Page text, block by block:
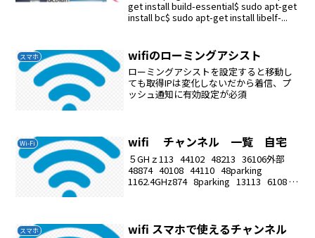
get install build-essential$ sudo apt-get
install bc$ sudo apt-get install libelf-...
スマホ wifiのローミングアシスト
ローミングアシストを設定すると移動し
ても取得IPは変化しないだから着信、プ
ッシュ通知に有効設定が必須
Wi-Fi wifi チャンネル 一覧 自宅
５GHｚ113 44102 48213 36106外部
48874 40108 44110 48parking
1162.4GHz874 8parking 13113 6108 1
スマホ wifi スマホで使えるチャンネル